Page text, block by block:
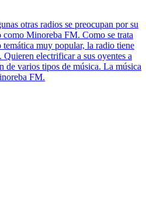
otras radios se preocupan por su
Minoreba FM. Como se trata
temática muy popular, la radio tiene
electrificar a sus oyentes a
de varios tipos de música. La música
FM.